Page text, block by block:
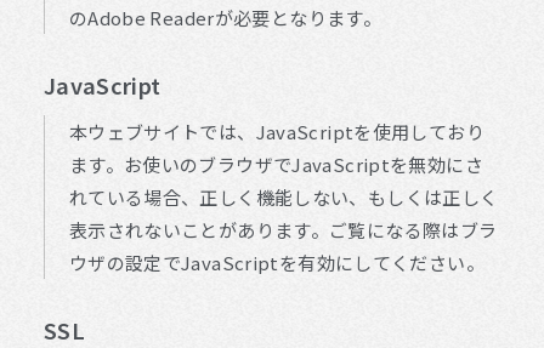
のAdobe Readerが必要となります。
JavaScript
本ウェブサイトでは、JavaScriptを使用しており
ます。お使いのブラウザでJavaScriptを無効にさ
れている場合、正しく機能しない、もしくは正しく
表示されないことがあります。ご覧になる際はブラ
ウザの設定でJavaScriptを有効にしてください。
SSL